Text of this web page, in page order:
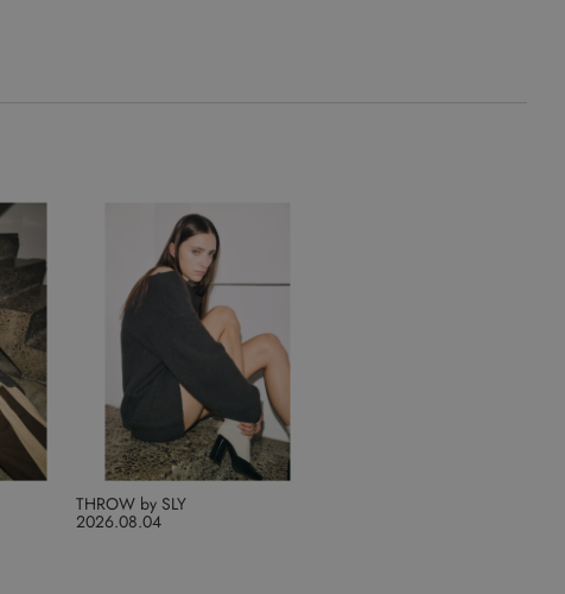
2026.08.04
THROW by SLY